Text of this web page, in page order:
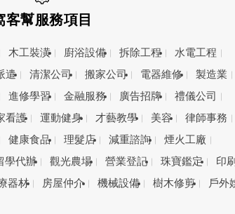
客幫服務項目
木工裝潢 廚浴設備 拆除工程
水電工程
遣 清潔公司 搬家公司 電器維修
製造業
進修學習 金融服務 廣告招牌
禮儀公司
看護 運動健身 才藝教學 美容
律師事務
健康食品 理髮店 減重諮詢
煙火工廠
學代辦 觀光農場 營業登記 珠寶鑑定
印
器材 房屋仲介 機械設備 樹木修剪
戶外